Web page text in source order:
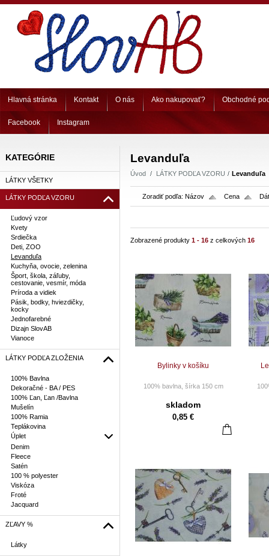
Hlavná stránka Kontakt O nás Ako nakupovať? Obchodné
Facebook Instagram
KATEGÓRIE
LÁTKY VŠETKY
LÁTKY PODĽA VZORU
Ľudový vzor
Kvety
Srdiečka
Deti, ZOO
Levanduľa
Kuchyňa, ovocie, zelenina
Šport, škola, záľuby,
cestovanie, vesmír, móda
Príroda a vidiek
Pásik, bodky, hviezdičky,
kocky
Jednofarebné
Dizajn SlovAB
Vianoce
LÁTKY PODĽA ZLOŽENIA
100% Bavlna
Dekoračné - BA / PES
100% Ľan, Ľan /Bavlna
Mušelín
100% Ramia
Teplákovina
Úplet
Denim
Fleece
Satén
100 % polyester
Viskóza
Froté
Jacquard
ZĽAVY %
Látky
Levanduľa
Úvod LÁTKY PODĽA VZORU Levanduľa
Zoradiť podľa: Názov Cena
Zobrazené produkty 1 - 16 z celkových 16
Bylinky v košíku
100% bavlna, šírka 150 cm
CENA ZA 10 CM.
bude dodané 2,5 m látky
skladom
0,85 €